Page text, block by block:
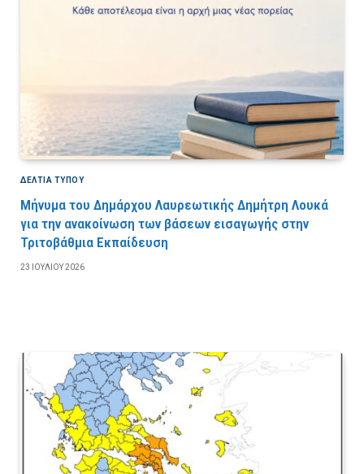
ΔΕΛΤΙΑ ΤΥΠΟΥ
Μήνυμα του Δημάρχου Λαυρεωτικής Δημήτρη Λουκά
για την ανακοίνωση των βάσεων εισαγωγής στην
Τριτοβάθμια Εκπαίδευση
23 ΙΟΥΛΊΟΥ 2026